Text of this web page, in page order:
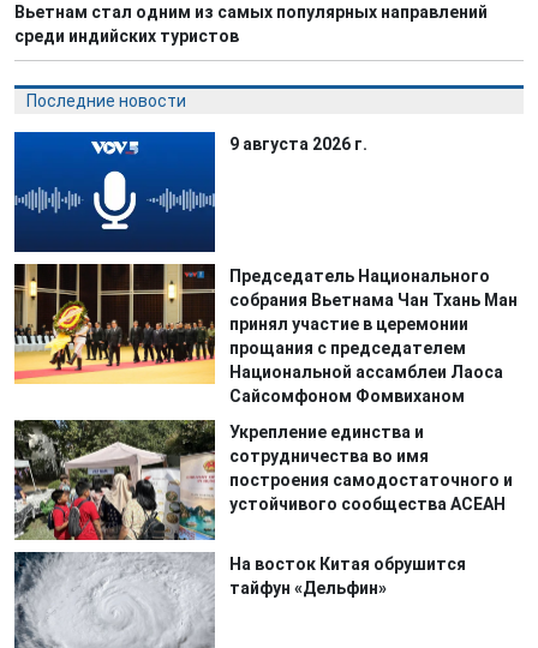
Вьетнам стал одним из самых популярных направлений
среди индийских туристов
Последние новости
9 августа 2026 г.
Председатель Национального
собрания Вьетнама Чан Тхань Ман
принял участие в церемонии
прощания с председателем
Национальной ассамблеи Лаоса
Сайсомфоном Фомвиханом
Укрепление единства и
сотрудничества во имя
построения самодостаточного и
устойчивого сообщества АСЕАН
На восток Китая обрушится
тайфун «Дельфин»